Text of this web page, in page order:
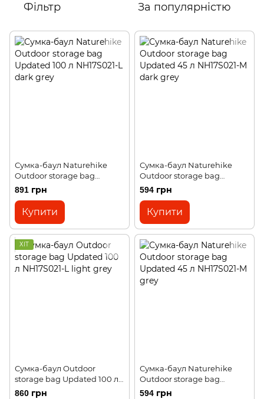
Фільтр За популярністю
Сумка-баул Naturehike
Outdoor storage bag
Updated 100 л NH17S021-L
dark grey
891 грн
Купити
Сумка-баул Naturehike
Outdoor storage bag
Updated 45 л NH17S021-M
dark grey
594 грн
Купити
ХІТ
Сумка-баул Outdoor
storage bag Updated 100 л
NH17S021-L light grey
860 грн
Сумка-баул Naturehike
Outdoor storage bag
Updated 45 л NH17S021-M
594 грн